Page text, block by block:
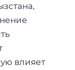
влияет